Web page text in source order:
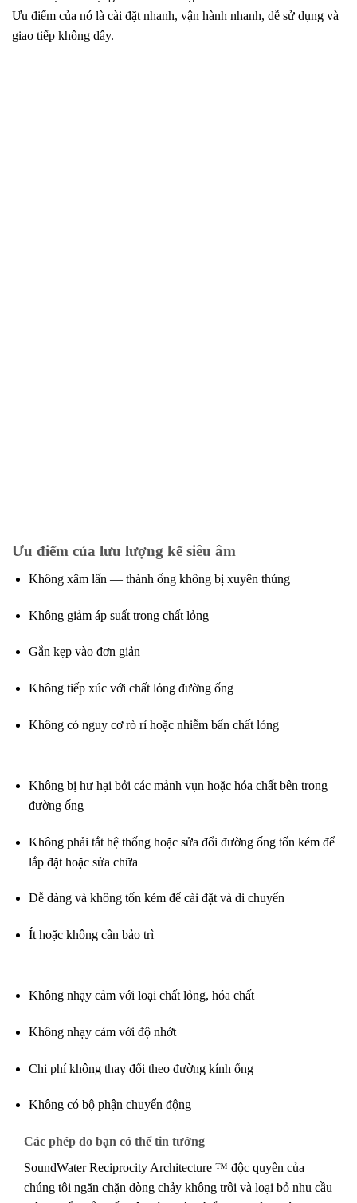
Ưu điểm của nó là cài đặt nhanh, vận hành nhanh, dễ sử dụng và
giao tiếp không dây.
Ưu điểm của lưu lượng kế siêu âm
Không xâm lấn — thành ống không bị xuyên thủng
Không giảm áp suất trong chất lỏng
Gắn kẹp vào đơn giản
Không tiếp xúc với chất lỏng đường ống
Không có nguy cơ rò rỉ hoặc nhiễm bẩn chất lỏng
Không bị hư hại bởi các mảnh vụn hoặc hóa chất bên trong
đường ống
Không phải tắt hệ thống hoặc sửa đổi đường ống tốn kém để
lắp đặt hoặc sửa chữa
Dễ dàng và không tốn kém để cài đặt và di chuyển
Ít hoặc không cần bảo trì
Không nhạy cảm với loại chất lỏng, hóa chất
Không nhạy cảm với độ nhớt
Chi phí không thay đổi theo đường kính ống
Không có bộ phận chuyển động
Các phép đo bạn có thể tin tưởng
SoundWater Reciprocity Architecture ™ độc quyền của
chúng tôi ngăn chặn dòng chảy không trôi và loại bỏ nhu cầu